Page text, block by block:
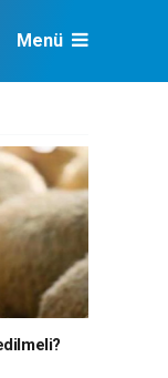
Menü